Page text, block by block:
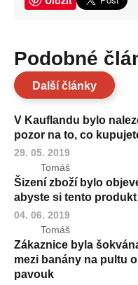
Podobné
Další články
V Kauflandu bylo
pozor na to, co
29. 05. 2019
Tomáš
Šizení zboží bylo
abyste si tento
04. 06. 2019
Tomáš
Zákaznice byla
mezi banány na pultu
pavouk